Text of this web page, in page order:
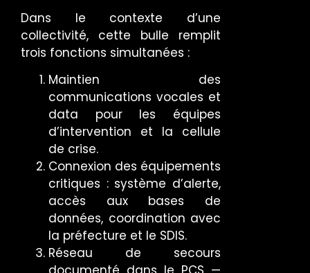
Dans le contexte d’une
collectivité, cette bulle remplit
trois fonctions simultanées :
Maintien des
communications vocales et
data pour les équipes
d’intervention et la cellule
de crise.
Connexion des équipements
critiques : système d’alerte,
accès aux bases de
données, coordination avec
la préfecture et le SDIS.
Réseau de secours